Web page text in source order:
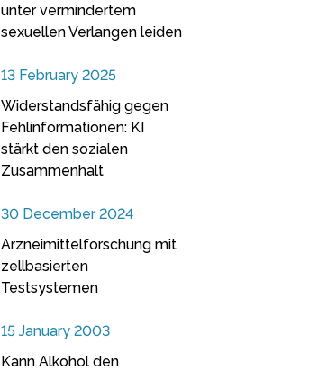
unter vermindertem
sexuellen Verlangen leiden
13 February 2025
Widerstandsfähig gegen
Fehlinformationen: KI
stärkt den sozialen
Zusammenhalt
30 December 2024
Arzneimittelforschung mit
zellbasierten
Testsystemen
15 January 2003
Kann Alkohol den